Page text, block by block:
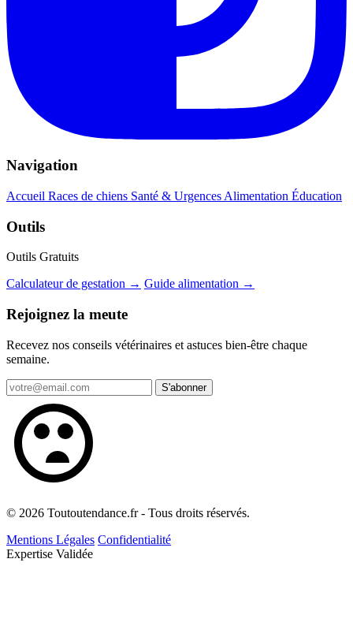
Navigation
Accueil Races de chiens Santé & Urgences Alimentation Éducation
Outils
Outils Gratuits
Calculateur de gestation → Guide alimentation →
Rejoignez la meute
Recevez nos conseils vétérinaires et astuces bien-être chaque
semaine.
S'abonner
© 2026 Toutoutendance.fr - Tous droits réservés.
Mentions Légales Confidentialité
Expertise Validée